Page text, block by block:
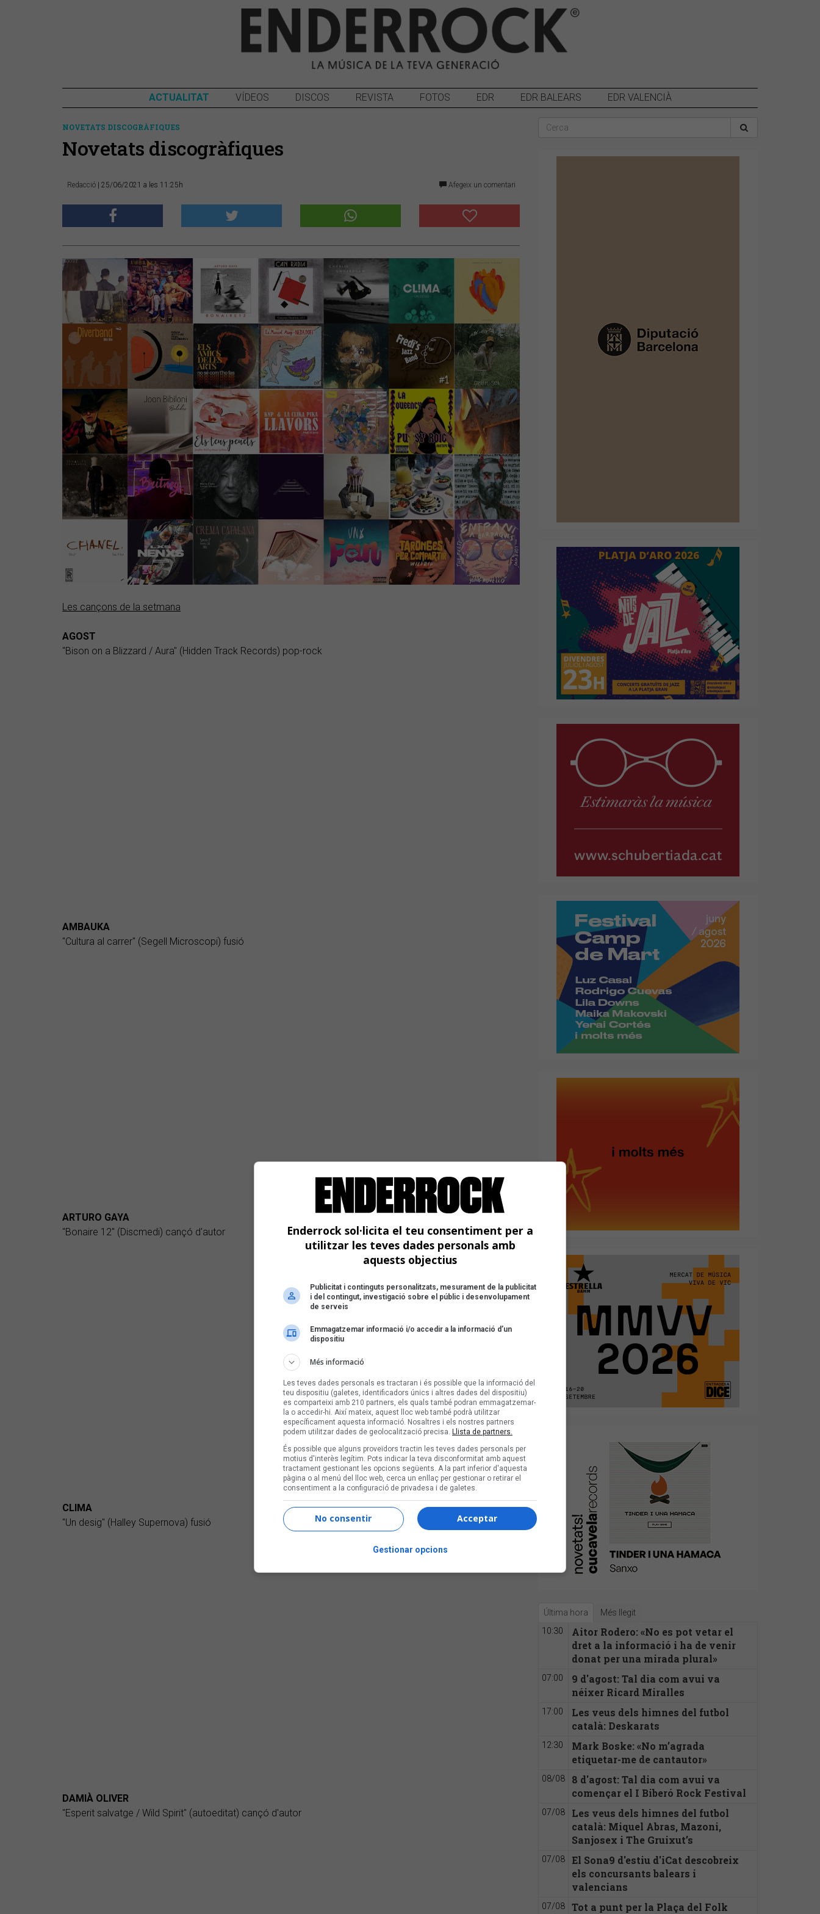
ACTUALITAT VÍDEOS DISCOS REVISTA FOTOS EDR EDR BALEARS EDR VALENCIÀ
NOVETATS DISCOGRÀFIQUES
Novetats discogràfiques
Redacció | 25/06/2021 a les 11:25h Afegeix un comentari
Les cançons de la setmana
AGOST
"Bison on a Blizzard / Aura" (Hidden Track Records) pop-rock
AMBAUKA
"Cultura al carrer" (Segell Microscopi) fusió
ARTURO GAYA
"Bonaire 12" (Discmedi) cançó d'autor
CLIMA
"Un desig" (Halley Supernova) fusió
DAMIÀ OLIVER
"Esperit salvatge / Wild Spirit" (autoeditat) cançó d'autor
Última hora Més llegit
10:30
Aitor Rodero: «No es pot vetar el
dret a la informació i ha de venir
donat per una mirada plural»
07:00
9 d'agost: Tal dia com avui va
néixer Ricard Miralles
17:00
Les veus dels himnes del futbol
català: Deskarats
12:30
Mark Boske: «No m’agrada
etiquetar-me de cantautor»
08/08
8 d'agost: Tal dia com avui va
començar el I Biberó Rock Festival
07/08
Les veus dels himnes del futbol
català: Miquel Abras, Mazoni,
Sanjosex i The Gruixut’s
07/08
El Sona9 d'estiu d'iCat descobreix
els concursants balears i
valencians
07/08
Tot a punt per la Plaça del Folk
Enderrock sol·licita el teu consentiment per a
utilitzar les teves dades personals amb
aquests objectius
Publicitat i continguts personalitzats, mesurament de la publicitat
i del contingut, investigació sobre el públic i desenvolupament
de serveis
Emmagatzemar informació i/o accedir a la informació d’un
dispositiu
Més informació
Les teves dades personals es tractaran i és possible que la informació del
teu dispositiu (galetes, identificadors únics i altres dades del dispositiu)
es comparteixi amb 210 partners, els quals també podran emmagatzemar-
la o accedir-hi. Així mateix, aquest lloc web també podrà utilitzar
específicament aquesta informació. Nosaltres i els nostres partners
podem utilitzar dades de geolocalització precisa. Llista de partners.
És possible que alguns proveïdors tractin les teves dades personals per
motius d'interès legítim. Pots indicar la teva disconformitat amb aquest
tractament gestionant les opcions següents. A la part inferior d'aquesta
pàgina o al menú del lloc web, cerca un enllaç per gestionar o retirar el
consentiment a la configuració de privadesa i de galetes.
Acceptar
No consentir
Gestionar opcions